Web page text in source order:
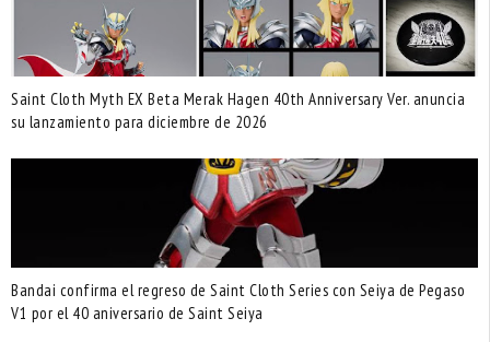
Saint Cloth Myth EX Beta Merak Hagen 40th Anniversary Ver. anuncia
su lanzamiento para diciembre de 2026
Bandai confirma el regreso de Saint Cloth Series con Seiya de Pegaso
V1 por el 40 aniversario de Saint Seiya